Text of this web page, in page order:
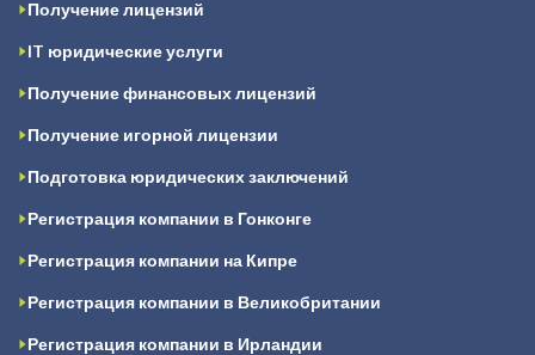
Получение лицензий
IT юридические услуги
Получение финансовых лицензий
Получение игорной лицензии
Подготовка юридических заключений
Регистрация компании в Гонконге
Регистрация компании на Кипре
Регистрация компании в Великобритании
Регистрация компании в Ирландии